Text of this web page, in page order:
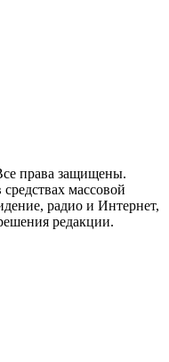
права защищены.
массовой
радио и Интернет,
редакции.